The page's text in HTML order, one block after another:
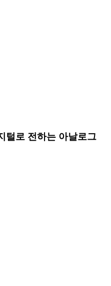
털로 전하는 아날로그